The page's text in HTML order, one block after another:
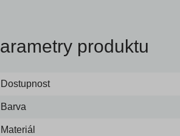
produktu
Dostupnost
Barva
Materiál